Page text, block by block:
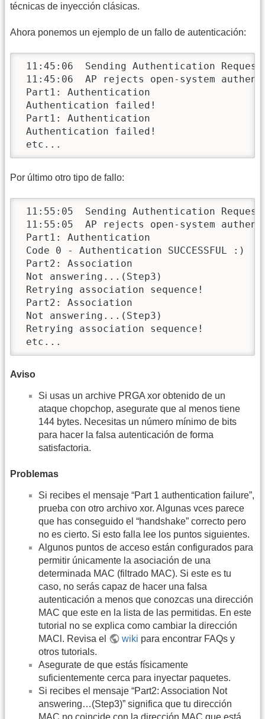
técnicas de inyección clásicas.
Ahora ponemos un ejemplo de un fallo de autenticación:
11:45:06  Sending Authentication Request
11:45:06  AP rejects open-system
Part1: Authentication
Authentication failed!
Part1: Authentication
Authentication failed!
etc...
Por último otro tipo de fallo:
11:55:05  Sending Authentication Request
11:55:05  AP rejects open-system
Part1: Authentication
Code 0 - Authentication SUCCESSFUL :)
Part2: Association
Not answering...(Step3)
Retrying association sequence!
Part2: Association
Not answering...(Step3)
Retrying association sequence!
etc...
Aviso
Si usas un archive PRGA xor obtenido de un
ataque chopchop, asegurate que al menos tiene
144 bytes. Necesitas un número mínimo de bits
para hacer la falsa autenticación de forma
satisfactoria.
Problemas
Si recibes el mensaje “Part 1 authentication failure”,
prueba con otro archivo xor. Algunas vces parece
que has conseguido el “handshake” correcto pero
no es cierto. Si esto falla lee los puntos siguientes.
Algunos puntos de acceso están configurados para
permitir únicamente la asociación de una
determinada MAC (filtrado MAC). Si este es tu
caso, no serás capaz de hacer una falsa
autenticación a menos que conozcas una dirección
MAC que este en la lista de las permitidas. En este
tutorial no se explica como cambiar la dirección
MACl. Revisa el
wiki para encontrar FAQs y
otros tutorials.
Asegurate de que estás físicamente
suficientemente cerca para inyectar paquetes.
Si recibes el mensaje “Part2: Association Not
answering…(Step3)” significa que tu dirección
MAC no coincide con la dirección MAC que está